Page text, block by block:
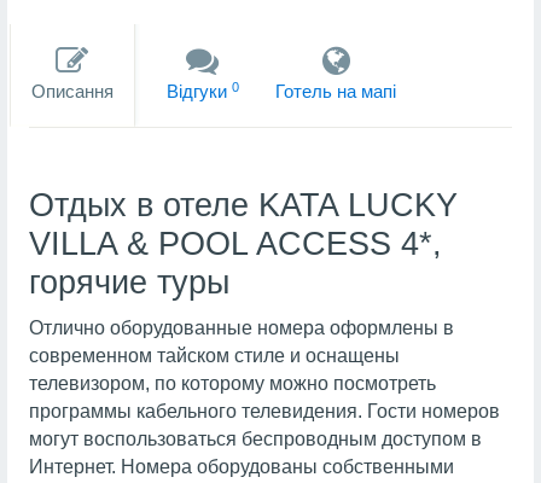
Описання Вiдгуки 0 Готель на мапi
Отдых в отеле KATA LUCKY
VILLA & POOL ACCESS 4*,
горячие туры
Отлично оборудованные номера оформлены в
современном тайском стиле и оснащены
телевизором, по которому можно посмотреть
программы кабельного телевидения. Гости номеров
могут воспользоваться беспроводным доступом в
Интернет. Номера оборудованы собственными